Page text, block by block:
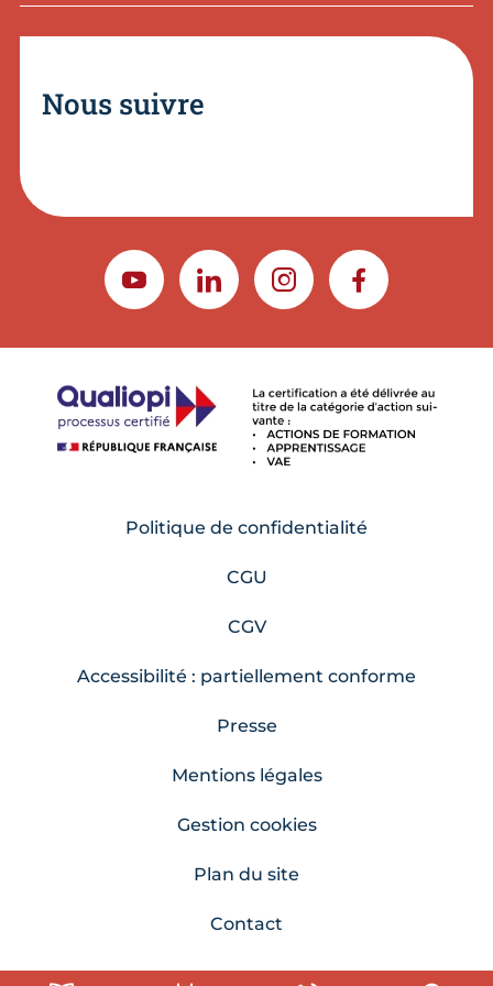
Nous suivre
YOUTUBELINKEDININSTAGRAMFACEBOOK
Politique de confidentialité
CGU
CGV
Accessibilité : partiellement conforme
Presse
Mentions légales
Gestion cookies
Plan du site
Contact